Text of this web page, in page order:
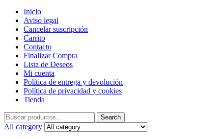
Inicio
Aviso legal
Cancelar suscripción
Carrito
Contacto
Finalizar Compra
Lista de Deseos
Mi cuenta
Política de entrega y devolución
Política de privacidad y cookies
Tienda
Search
for:
Search
All category